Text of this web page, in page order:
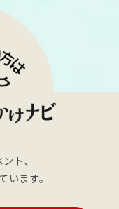
ト、
います。